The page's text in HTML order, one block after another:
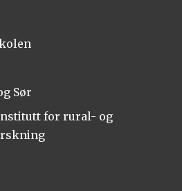
Sør
for rural- og